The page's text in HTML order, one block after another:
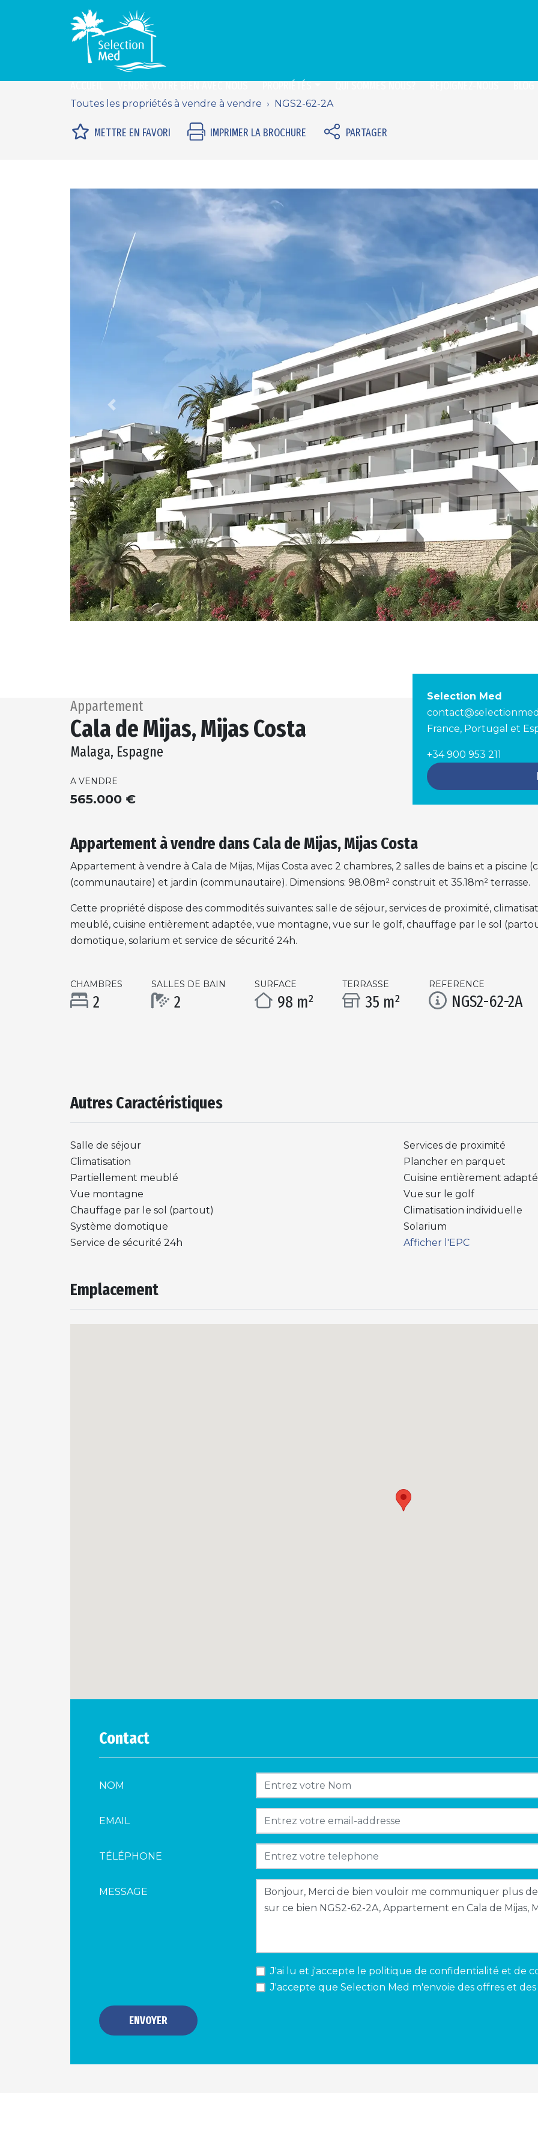
Toutes les propriétés à vendre à vendre NGS2-62-2A
METTRE EN FAVORI IMPRIMER LA BROCHURE PARTAGER
Previous
Appartement
Cala de Mijas, Mijas Costa
Malaga, Espagne
A VENDRE
565.000 €
Selection Med
France, Portugal et
+34 900 953 211
Appartement à vendre dans Cala de Mijas, Mijas Costa
Appartement à vendre à Cala de Mijas, Mijas Costa avec 2 chambres, 2 salles de bains et a piscine
(communautaire) et jardin (communautaire). Dimensions: 98.08m² construit et 35.18m² terrasse.
Cette propriété dispose des commodités suivantes: salle de séjour, services de proximité,
meublé, cuisine entièrement adaptée, vue montagne, vue sur le golf, chauffage par le sol
domotique, solarium et service de sécurité 24h.
CHAMBRES
2
SALLES DE BAIN
2
SURFACE
98 m²
TERRASSE
35 m²
REFERENCE
NGS2-62-2A
Autres Caractéristiques
Salle de séjour
Services de proximité
Climatisation
Plancher en parquet
Partiellement meublé
Cuisine entièrement
Vue montagne
Vue sur le golf
Chauffage par le sol (partout)
Climatisation individuelle
Système domotique
Solarium
Service de sécurité 24h
Afficher l'EPC
Emplacement
Contact
NOM
EMAIL
TÉLÉPHONE
MESSAGE
J'ai lu et j'accepte le politique de confidentialité et de
J'accepte que Selection Med m'envoie des offres et
ENVOYER